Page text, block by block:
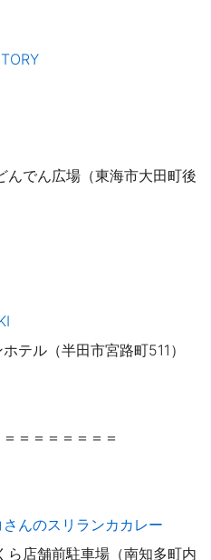
でん広場（東海市大田町後
テル（半田市宮路町511）
＝＝＝＝＝＝＝
んのスリランカカレー
店舗前駐車場（南知多町内